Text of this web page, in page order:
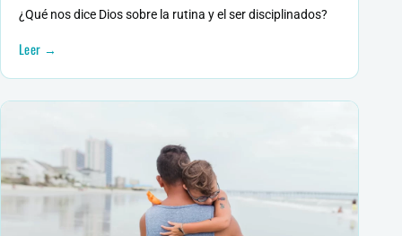
¿Qué nos dice Dios sobre la rutina y el ser disciplinados?
Leer →